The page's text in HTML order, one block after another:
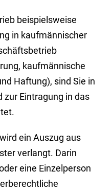
beispielsweise
in kaufmännischer
kaufmännische
Haftung), sind Sie in
zur Eintragung in das
ein Auszug aus
verlangt. Darin
eine Einzelperson